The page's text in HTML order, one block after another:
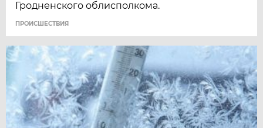
Гродненского облисполкома.
ПРОИСШЕСТВИЯ